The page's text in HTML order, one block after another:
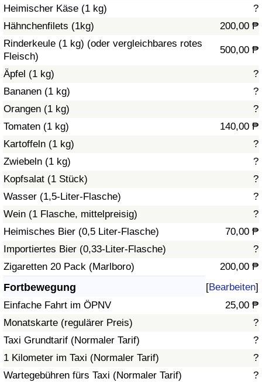
Heimischer Käse (1 kg)
?
Hähnchenfilets (1kg)
200,00 ₱
Rinderkeule (1 kg) (oder vergleichbares rotes
Fleisch)
500,00 ₱
Äpfel (1 kg)
?
Bananen (1 kg)
?
Orangen (1 kg)
?
Tomaten (1 kg)
140,00 ₱
Kartoffeln (1 kg)
?
Zwiebeln (1 kg)
?
Kopfsalat (1 Stück)
?
Wasser (1,5-Liter-Flasche)
?
Wein (1 Flasche, mittelpreisig)
?
Heimisches Bier (0,5 Liter-Flasche)
70,00 ₱
Importiertes Bier (0,33-Liter-Flasche)
?
Zigaretten 20 Pack (Marlboro)
200,00 ₱
Fortbewegung [Bearbeiten]
Einfache Fahrt im ÖPNV
25,00 ₱
Monatskarte (regulärer Preis)
?
Taxi Grundtarif (Normaler Tarif)
?
1 Kilometer im Taxi (Normaler Tarif)
?
Wartegebühren fürs Taxi (Normaler Tarif)
?
Gesundheitsversorgungs-Index nach Land
Umweltverschmutzung
Verschmutzungsindex
Umweltverschmutzungs-Index nach Land
Verkehr
Verkehrs-Index
Verkehrs-Index (aktuell)
Verkehrs-Index nach Land